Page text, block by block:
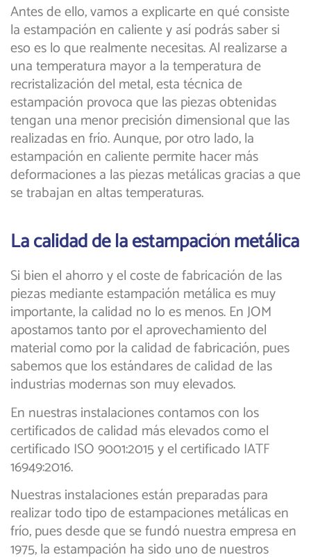
Antes de ello, vamos a explicarte en qué consiste
la estampación en caliente y así podrás saber si
eso es lo que realmente necesitas. Al realizarse a
una temperatura mayor a la temperatura de
recristalización del metal, esta técnica de
estampación provoca que las piezas obtenidas
tengan una menor precisión dimensional que las
realizadas en frío. Aunque, por otro lado, la
estampación en caliente permite hacer más
deformaciones a las piezas metálicas gracias a que
se trabajan en altas temperaturas.
La calidad de la estampación metálica
Si bien el ahorro y el coste de fabricación de las
piezas mediante estampación metálica es muy
importante, la calidad no lo es menos. En JOM
apostamos tanto por el aprovechamiento del
material como por la calidad de fabricación, pues
sabemos que los estándares de calidad de las
industrias modernas son muy elevados.
En nuestras instalaciones contamos con los
certificados de calidad más elevados como el
certificado ISO 9001:2015 y el certificado IATF
16949:2016.
Nuestras instalaciones están preparadas para
realizar todo tipo de estampaciones metálicas en
frío, pues desde que se fundó nuestra empresa en
1975, la estampación ha sido uno de nuestros